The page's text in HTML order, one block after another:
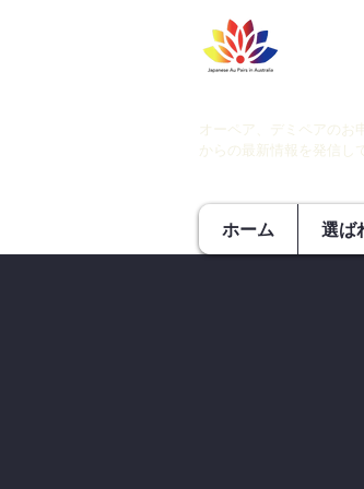
オーペア、デミペアの
からの最新情報を発信し
ホーム 選ば